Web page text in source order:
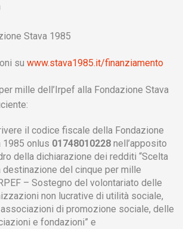
Stava 1985
su www.stava1985.it/finanziamento
mille dell’Irpef alla Fondazione Stava
il codice fiscale della Fondazione
1985 onlus 01748010228 nell’apposito
della dichiarazione dei redditi “Scelta
destinazione del cinque per mille
– Sostegno del volontariato delle
non lucrative di utilità sociale,
di promozione sociale, delle
e fondazioni” e